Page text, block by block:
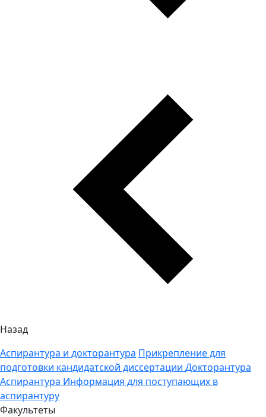
Назад
Аспирантура и докторантура Прикрепление для
подготовки кандидатской диссертации Докторантура
Аспирантура Информация для поступающих в
аспирантуру
Факультеты